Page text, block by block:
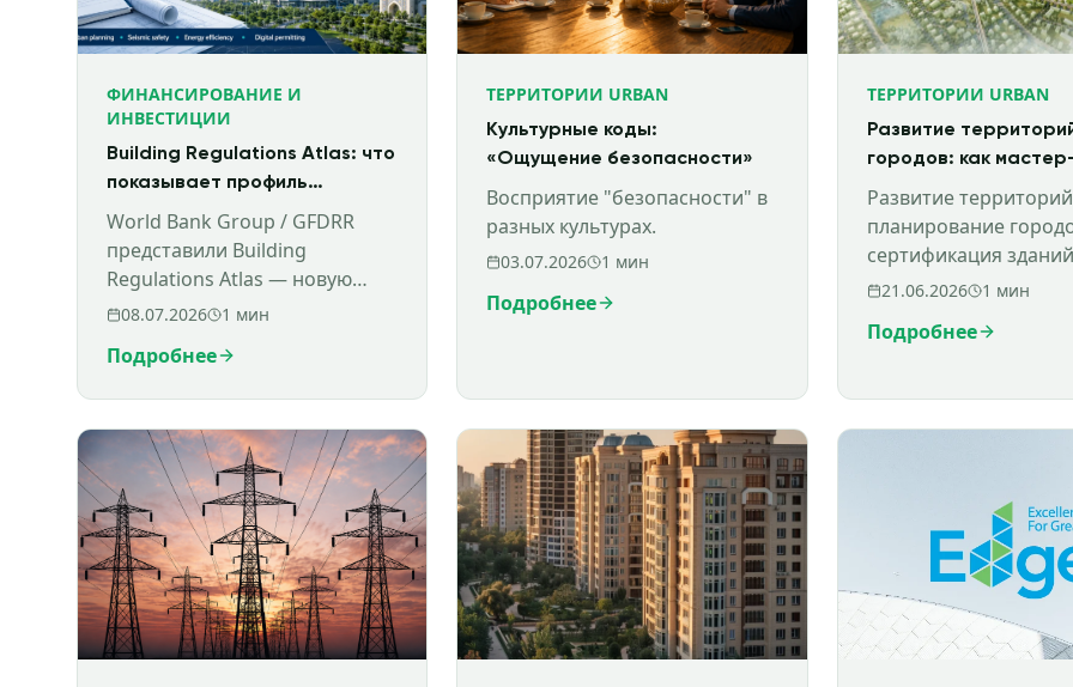
ФИНАНСИРОВАНИЕ И
ИНВЕСТИЦИИ
Building Regulations Atlas: что
показывает профиль
Узбекистана
World Bank Group / GFDRR
представили Building
Regulations Atlas — новую
открытую платформу, которая
строительном регулировании
разных стран боле
08.07.2026 1 мин
Подробнее
ТЕРРИТОРИИ URBAN
Культурные коды:
«Ощущение безопасности»
Восприятие "безопасности" в
разных культурах.
03.07.2026 1 мин
Подробнее
ТЕРРИТОРИИ URBAN
Развитие
городов: как
планирование и
формируют будущее
Развитие
планирование
сертификация
Узбекистане. LEED,
развитие от
21.06.2026 1 мин
Подробнее